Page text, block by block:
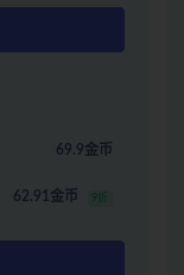
69.9金币
62.91金币 9折